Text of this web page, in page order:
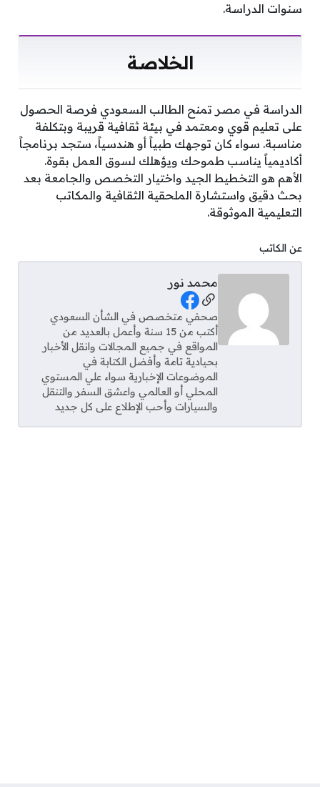
سنوات الدراسة.
الخلاصة
الدراسة في مصر تمنح الطالب السعودي فرصة الحصول
على تعليم قوي ومعتمد في بيئة ثقافية قريبة وبتكلفة
مناسبة. سواء كان توجهك طبياً أو هندسياً، ستجد برنامجاً
أكاديمياً يناسب طموحك ويؤهلك لسوق العمل بقوة.
الأهم هو التخطيط الجيد واختيار التخصص والجامعة بعد
بحث دقيق واستشارة الملحقية الثقافية والمكاتب
التعليمية الموثوقة.
عن الكاتب
محمد نور
Social Links
صحفي متخصص في الشأن السعودي
أكتب من 15 سنة وأعمل بالعديد من
المواقع في جميع المجالات وانقل الأخبار
بحيادية تامة وأفضل الكتابة في
الموضوعات الإخبارية سواء علي المستوي
المحلي أو العالمي واعشق السفر والتنقل
والسيارات وأحب الإطلاع على كل جديد